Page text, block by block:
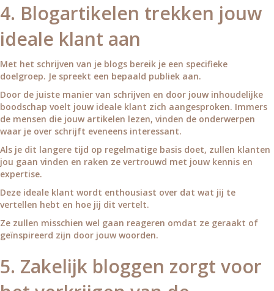
4. Blogartikelen trekken jouw
ideale klant aan
Met het schrijven van je blogs bereik je een specifieke
doelgroep. Je spreekt een bepaald publiek aan.
Door de juiste manier van schrijven en door jouw inhoudelijke
boodschap voelt jouw ideale klant zich aangesproken. Immers
de mensen die jouw artikelen lezen, vinden de onderwerpen
waar je over schrijft eveneens interessant.
Als je dit langere tijd op regelmatige basis doet, zullen klanten
jou gaan vinden en raken ze vertrouwd met jouw kennis en
expertise.
Deze ideale klant wordt enthousiast over dat wat jij te
vertellen hebt en hoe jij dit vertelt.
Ze zullen misschien wel gaan reageren omdat ze geraakt of
geïnspireerd zijn door jouw woorden.
5. Zakelijk bloggen zorgt voor